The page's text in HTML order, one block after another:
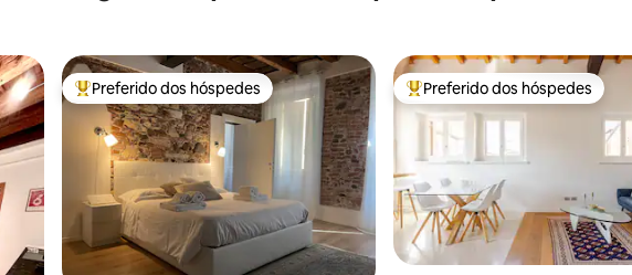
Entre os melhores preferidos dos hóspedes
Preferido dos hóspedes Entre os melhores preferidos
Preferido dos hóspedes